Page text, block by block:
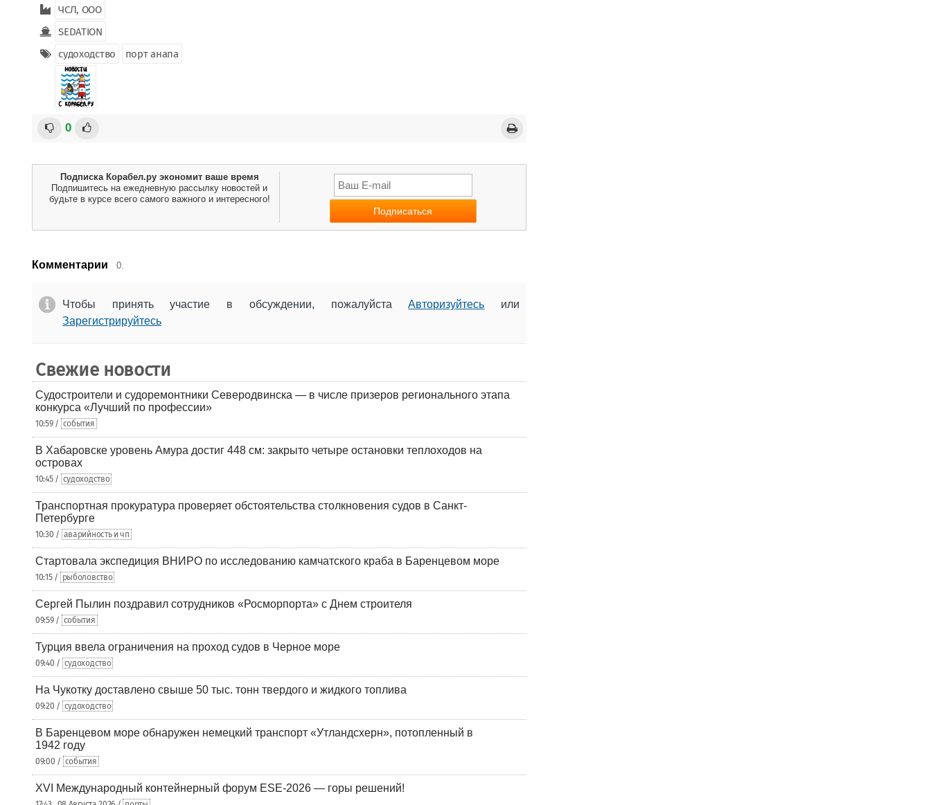
ЧСЛ, ООО
SEDATION
судоходство
порт анапа
0
Подписка Корабел.ру экономит ваше время
Подпишитесь на ежедневную рассылку новостей и
будьте в курсе всего самого важного и интересного!
Комментарии 0.
Чтобы принять участие в обсуждении, пожалуйстаАвторизуйтесь или
Зарегистрируйтесь
Свежие новости
Судостроители и судоремонтники Северодвинска — в числе призеров регионального этапа
конкурса «Лучший по профессии»
10:59 / события
В Хабаровске уровень Амура достиг 448 см: закрыто четыре остановки теплоходов на
островах
10:45 / судоходство
Транспортная прокуратура проверяет обстоятельства столкновения судов в Санкт-
Петербурге
10:30 / аварийность и чп
Стартовала экспедиция ВНИРО по исследованию камчатского краба в Баренцевом море
10:15 / рыболовство
Сергей Пылин поздравил сотрудников «Росморпорта» с Днем строителя
09:59 / события
Турция ввела ограничения на проход судов в Черное море
09:40 / судоходство
На Чукотку доставлено свыше 50 тыс. тонн твердого и жидкого топлива
09:20 / судоходство
В Баренцевом море обнаружен немецкий транспорт «Утландсхерн», потопленный в
1942 году
09:00 / события
XVI Международный контейнерный форум ESE-2026 — горы решений!